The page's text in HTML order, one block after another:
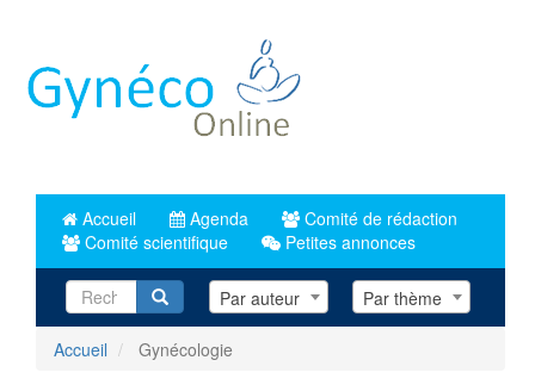
principal
Accueil Agenda
Comité de rédaction
Comité scientifique
Petites annonces
RecherchePar auteur Par thème
Accueil Gynécologie